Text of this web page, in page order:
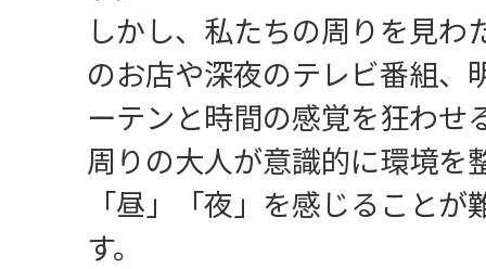
しかし、私たちの周りを見わ
のお店や深夜のテレビ番組、
ーテンと時間の感覚を狂わせ
周りの大人が意識的に環境を
「昼」「夜」を感じること
す。